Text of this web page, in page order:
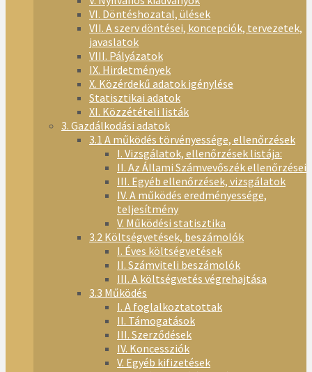
VI. Döntéshozatal, ülések
VII. A szerv döntései, koncepciók, tervezetek,
javaslatok
VIII. Pályázatok
IX. Hirdetmények
X. Közérdekű adatok igénylése
Statisztikai adatok
XI. Közzétételi listák
3. Gazdálkodási adatok
3.1 A működés törvényessége, ellenőrzések
I. Vizsgálatok, ellenőrzések listája:
II. Az Állami Számvevőszék ellenőrzései
III. Egyéb ellenőrzések, vizsgálatok
IV. A működés eredményessége,
teljesítmény
V. Működési statisztika
3.2 Költségvetések, beszámolók
I. Éves költségvetések
II. Számviteli beszámolók
III. A költségvetés végrehajtása
3.3 Működés
I. A foglalkoztatottak
II. Támogatások
III. Szerződések
IV. Koncessziók
V. Egyéb kifizetések